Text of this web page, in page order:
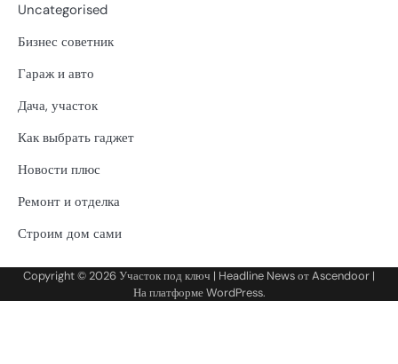
Uncategorised
Бизнес советник
Гараж и авто
Дача, участок
Как выбрать гаджет
Новости плюс
Ремонт и отделка
Строим дом сами
Copyright © 2026Участок под ключ | Headline News отAscendoor |
На платформеWordPress.